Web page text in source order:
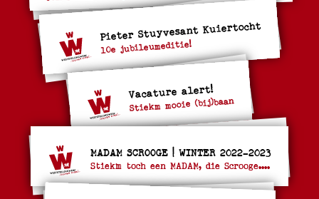
Pieter Stuyvesant Kuiertocht
10e jubileumeditie!
Vacature alert!
Stiekm mooie (bij)baan
MADAM SCROOGE | WINTER 2022-2023
Stiekm toch een MADAM, die Scrooge....